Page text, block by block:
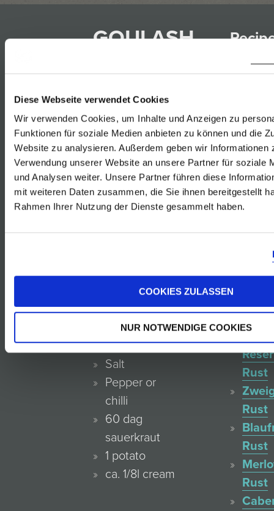
Diese Webseite verwendet Cookies
Wir verwenden Cookies, um Inhalte und Anzeigen zu
Funktionen für soziale Medien anbieten zu können und die
Website zu analysieren. Außerdem geben wir Informationen
Verwendung unserer Website an unsere Partner für soziale
und Analysen weiter. Unsere Partner führen diese
mit weiteren Daten zusammen, die Sie ihnen bereitgestellt
Rahmen Ihrer Nutzung der Dienste gesammelt haben.
COOKIES ZULASSEN
NUR NOTWENDIGE COOKIES
GOULASH
SZEGEDIN
(CABBAGE
STEW)
03.06.2018
4 Servings
1–2 onions
60 dag pork
olive oil
Welschriesling
Paprika
Salt
Pepper or
chilli
60 dag
sauerkraut
1 potato
ca. 1/8l cream
match
Rust
Rust
Rosé
der
Rust
Rust
Rust
Rust